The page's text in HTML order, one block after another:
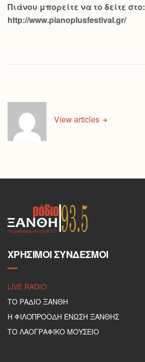
Πιάνου μπορείτε να το δείτε στο:
http://www.pianoplusfestival.gr/
View articles
ΧΡΉΣΙΜΟΙ ΣΎΝΔΕΣΜΟΙ
LIVE RADIO
ΤΟ ΡΑΔΙΟ ΞΑΝΘΗ
Η ΦΙΛΟΠΡΟΟΔΗ ΕΝΩΣΗ ΞΑΝΘΗΣ
ΤΟ ΛΑΟΓΡΑΦΙΚΟ ΜΟΥΣΕΙΟ